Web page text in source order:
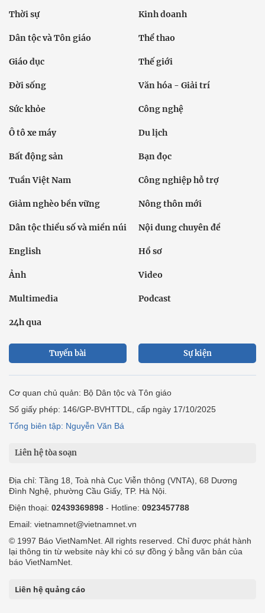
Thời sự Kinh doanh
Dân tộc và Tôn giáo Thể thao
Giáo dục Thế giới
Đời sống Văn hóa - Giải trí
Sức khỏe Công nghệ
Ô tô xe máy Du lịch
Bất động sản Bạn đọc
Tuần Việt Nam Công nghiệp hỗ trợ
Giảm nghèo bền vững Nông thôn mới
Dân tộc thiểu số và miền núi Nội dung chuyên đề
English Hồ sơ
Ảnh Video
Multimedia Podcast
24h qua
Tuyến bài Sự kiện
Cơ quan chủ quản: Bộ Dân tộc và Tôn giáo
Số giấy phép: 146/GP-BVHTTDL, cấp ngày 17/10/2025
Tổng biên tập: Nguyễn Văn Bá
Liên hệ tòa soạn
Địa chỉ: Tầng 18, Toà nhà Cục Viễn thông (VNTA), 68 Dương
Đình Nghệ, phường Cầu Giấy, TP. Hà Nội.
Điện thoại: 02439369898 - Hotline: 0923457788
Email: vietnamnet@vietnamnet.vn
© 1997 Báo VietNamNet. All rights reserved. Chỉ được phát hành
lại thông tin từ website này khi có sự đồng ý bằng văn bản của
báo VietNamNet.
Liên hệ quảng cáo